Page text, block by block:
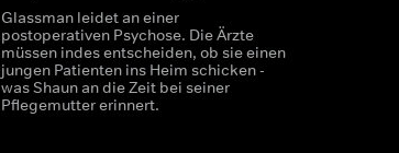
Glassman leidet an einer
postoperativen Psychose. Die Ärzte
müssen indes entscheiden, ob sie einen
jungen Patienten ins Heim schicken -
was Shaun an die Zeit bei seiner
Pflegemutter erinnert.